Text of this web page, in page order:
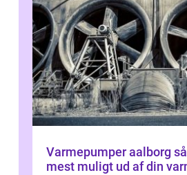
Varmepumper aalborg sådan får du
mest muligt ud af din